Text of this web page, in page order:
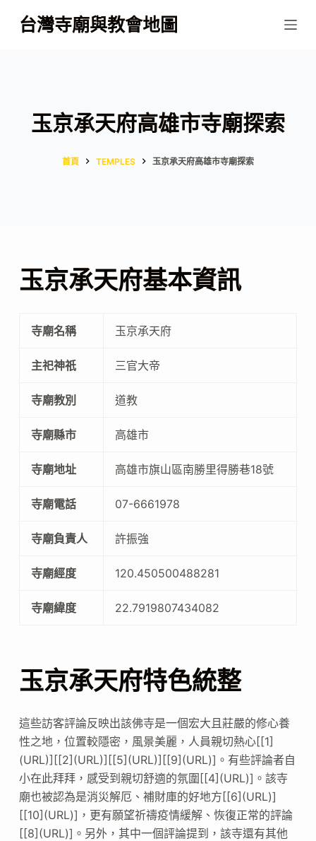
跳
至
台灣寺廟與教會地圖
玉京承天府高雄市寺廟探索
首頁 TEMPLES 玉京承天府高雄市寺廟探索
玉京承天府基本資訊
寺廟名稱 玉京承天府
主祀神祇 三官大帝
寺廟教別 道教
寺廟縣市 高雄市
寺廟地址 高雄市旗山區南勝里得勝巷18號
寺廟電話 07-6661978
寺廟負責人 許振強
寺廟經度 120.450500488281
寺廟緯度 22.7919807434082
玉京承天府特色統整
這些訪客評論反映出該佛寺是一個宏大且莊嚴的修心養
性之地，位置較隱密，風景美麗，人員親切熱心[[1]
(URL)][[2](URL)][[5](URL)][[9](URL)]。有些評論者自
小在此拜拜，感受到親切舒適的氛圍[[4](URL)]。該寺
廟也被認為是消災解厄、補財庫的好地方[[6](URL)]
[[10](URL)]，更有願望祈禱疫情緩解、恢復正常的評論
[[8](URL)]。另外，其中一個評論提到，該寺還有其他